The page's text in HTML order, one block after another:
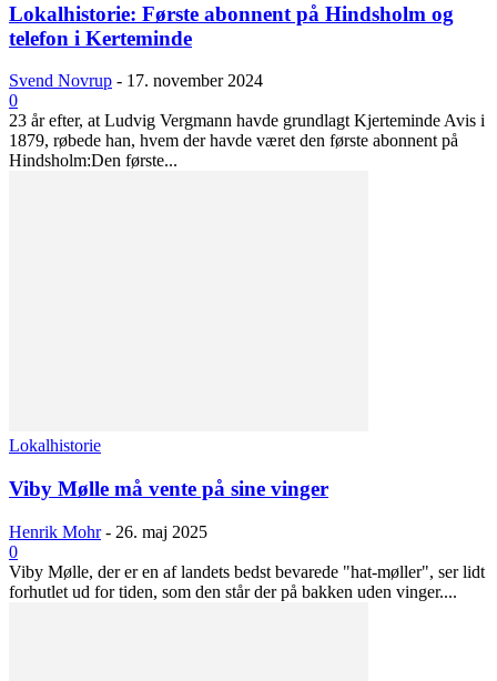
Lokalhistorie: Første abonnent på Hindsholm og
telefon i Kerteminde
Svend Novrup - 17. november 2024
0
23 år efter, at Ludvig Vergmann havde grundlagt Kjerteminde Avis i
1879, røbede han, hvem der havde været den første abonnent på
Hindsholm:Den første...
Lokalhistorie
Viby Mølle må vente på sine vinger
Henrik Mohr - 26. maj 2025
0
Viby Mølle, der er en af landets bedst bevarede "hat-møller", ser lidt
forhutlet ud for tiden, som den står der på bakken uden vinger....